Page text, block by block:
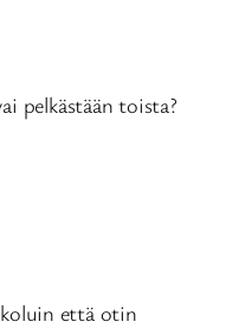
pelkästään toista?
että otin